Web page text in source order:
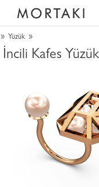
» Yüzük »
İncili Kafes Yüzük